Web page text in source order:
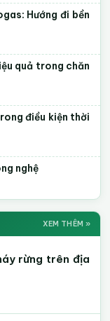
Hướng đi bền
quả trong chăn
điều kiện thời
nghệ
XEM THÊM »
rừng trên địa